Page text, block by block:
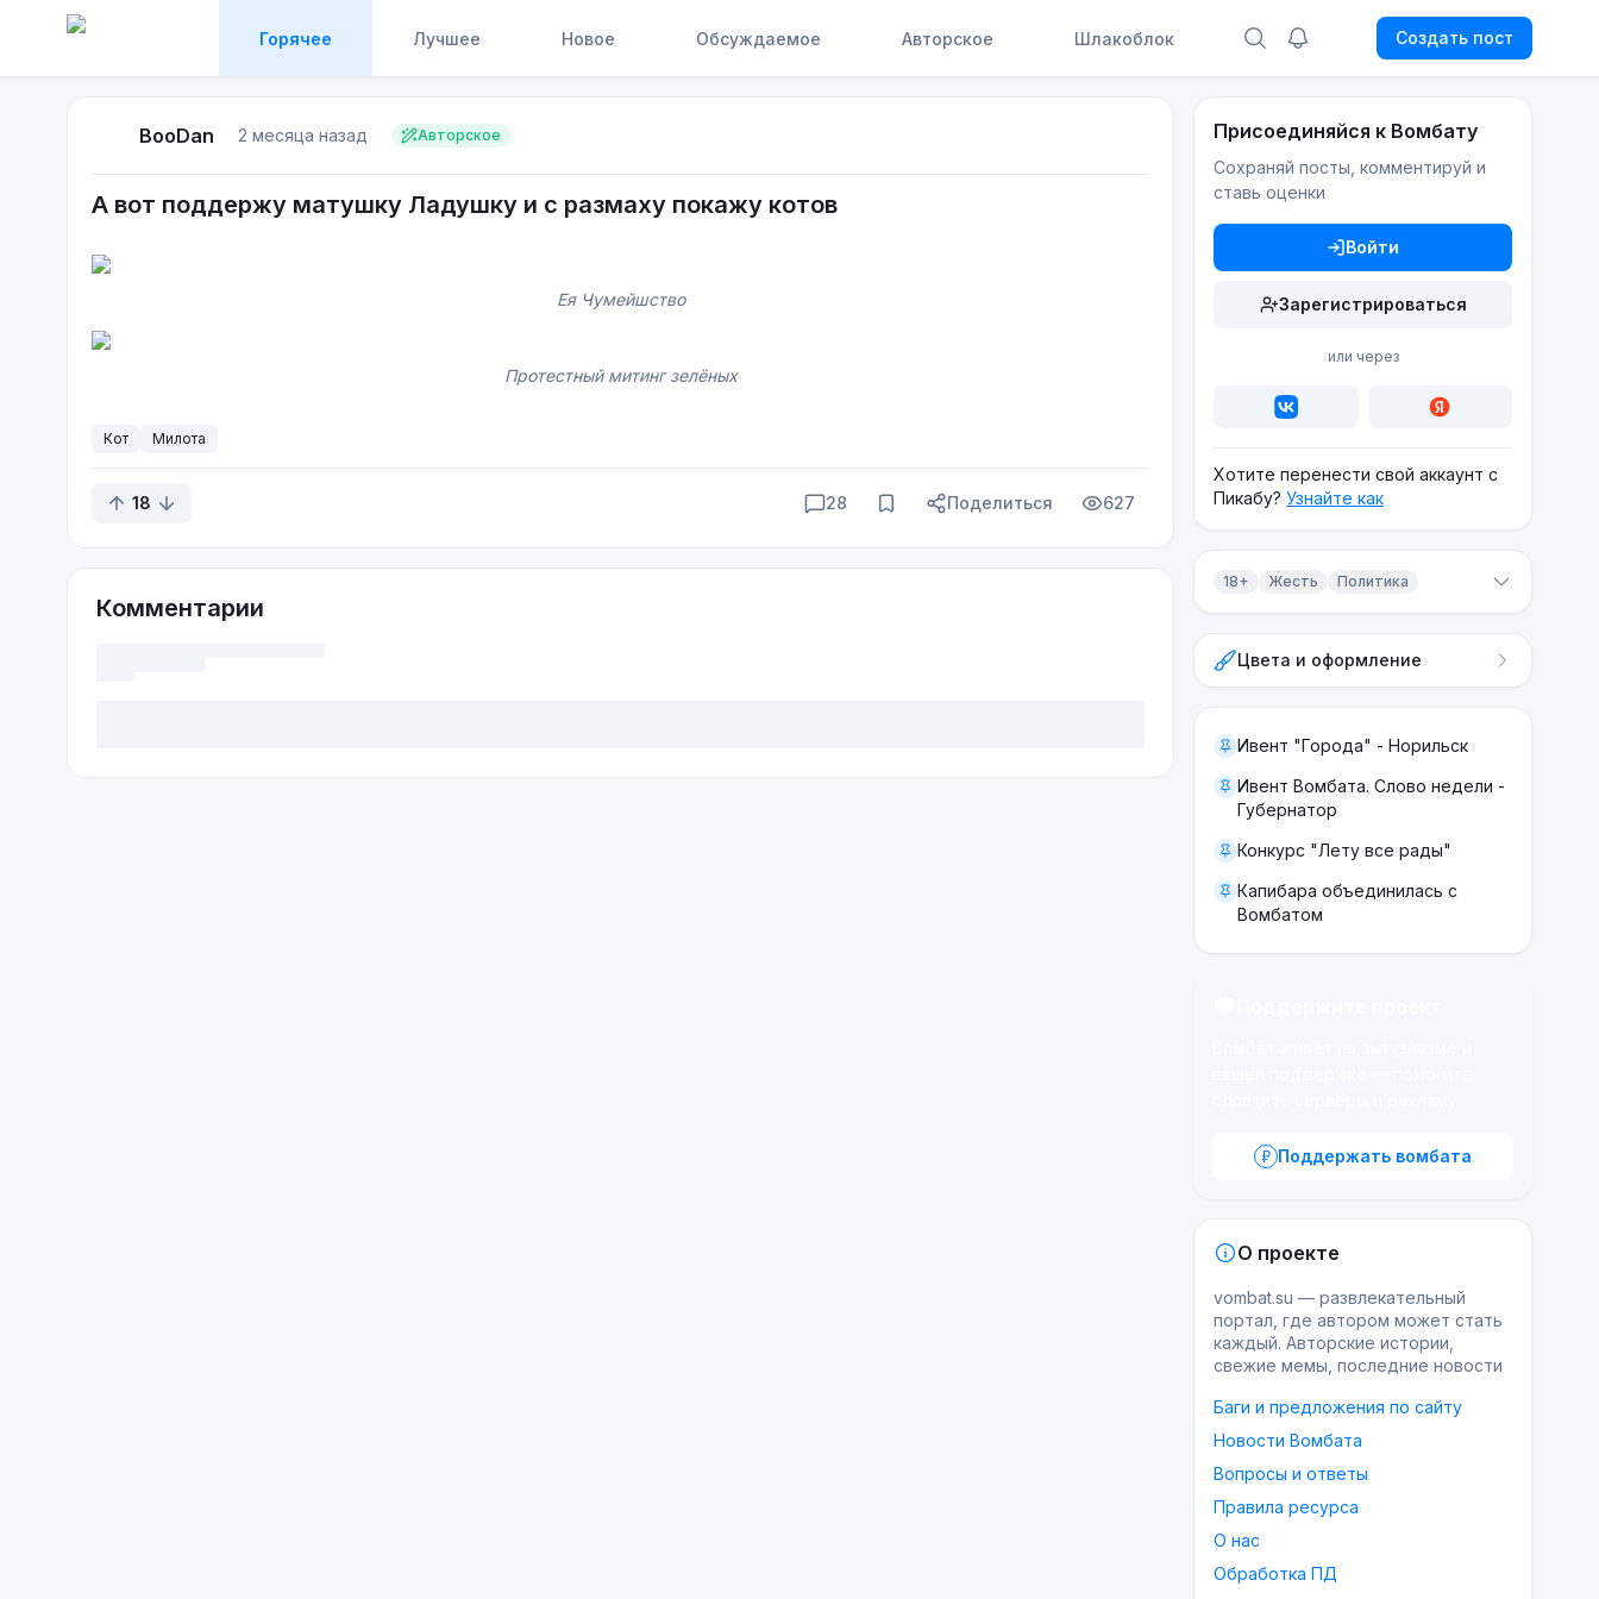
Горячее Лучшее Новое Обсуждаемое Авторское Шлакоблок Создать пост
BooDan 2 месяца назад Авторское
А вот поддержу матушку Ладушку и с размаху покажу котов
Ея Чумейшство
Протестный митинг зелёных
Кот Милота
18 28 Поделиться 627
Комментарии
Присоединяйся к Вомбату
Сохраняй посты, комментируй и
ставь оценки
Войти
Зарегистрироваться
или через
Хотите перенести свой аккаунт с
Пикабу? Узнайте как
18+ Жесть Политика
ЖестьЦвета и оформление
Ивент "Города" - Норильск
Ивент Вомбата. Слово недели -
Губернатор
Конкурс "Лету все рады"
Капибара объединилась с
Вомбатом
Поддержать вомбата
О проекте
vombat.su — развлекательный
портал, где автором может стать
каждый. Авторские истории,
свежие мемы, последние новости
Баги и предложения по сайту
Новости Вомбата
Вопросы и ответы
Правила ресурса
О нас
Обработка ПД